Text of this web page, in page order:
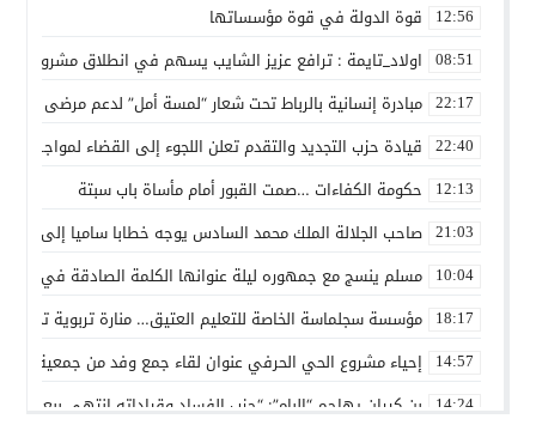
12:56 قوة الدولة في قوة مؤسساتها
08:51 اولاد_تايمة : ترافع عزيز الشايب يسهم في انطلاق مشروع
22:17 مبادرة إنسانية بالرباط تحت شعار “لمسة أمل” لدعم مرضى
22:40 قيادة حزب التجديد والتقدم تعلن اللجوء إلى القضاء لمواجهة
12:13 حكومة الكفاءات …صمت القبور أمام مأساة باب سبتة
21:03 صاحب الجلالة الملك محمد السادس يوجه خطابا ساميا إلى
10:04 مسلم ينسج مع جمهوره ليلة عنوانها الكلمة الصادقة في
18:17 مؤسسة سجلماسة الخاصة للتعليم العتيق… منارة تربوية تجمع
14:57 إحياء مشروع الحي الحرفي عنوان لقاء جمع وفد من جمعية
14:24 بن كيران يهاجم “البام”: “حزب الفساد وقياداته انتهى